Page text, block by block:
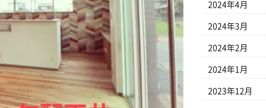
2024年4月
2024年3月
2024年2月
2024年1月
2023年12月